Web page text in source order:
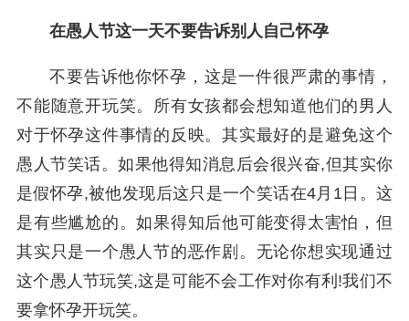
在愚人节这一天不要告诉别人自己怀孕
不要告诉他你怀孕，这是一件很严肃的事情，
不能随意开玩笑。所有女孩都会想知道他们的男人
对于怀孕这件事情的反映。其实最好的是避免这个
愚人节笑话。如果他得知消息后会很兴奋,但其实你
是假怀孕,被他发现后这只是一个笑话在4月1日。这
是有些尴尬的。如果得知后他可能变得太害怕，但
其实只是一个愚人节的恶作剧。无论你想实现通过
这个愚人节玩笑,这是可能不会工作对你有利!我们不
要拿怀孕开玩笑。